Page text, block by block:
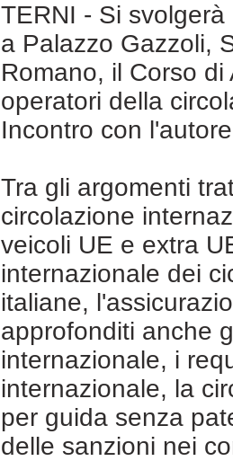
TERNI - Si
a Palazzo Gazzoli,
Romano, il Corso
operatori della
Incontro con
Tra gli argomenti
circolazione
veicoli UE e extra
internazionale dei
italiane,
approfonditi anche
internazionale, i
internazionale, la
per guida senza
delle sanzioni nei